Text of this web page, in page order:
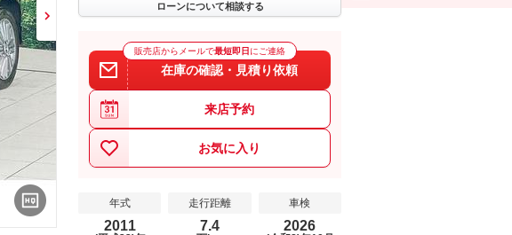
ローンについて相談する
販売店からメールで最短即日 にご連絡
在庫の確認・見積り依頼
来店予約
お気に入り
年式
2011
走行距離
7.4
車検
2026